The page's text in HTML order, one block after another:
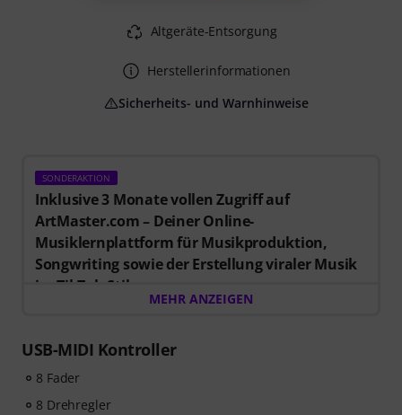
SONDERAKTION
Inklusive 3 Monate vollen Zugriff auf
ArtMaster.com – Deiner Online-
Musiklernplattform für Musikproduktion,
Songwriting sowie der Erstellung viraler Musik
im TikTok-Stil.
Beim Kauf dieses Artikels im Zeitraum vom 15.07. bis
im Wert von 59 EUR für 3 Monate vollen Zugriff auf
Themen zu modernen Produktionstechniken, Beat-
Erstellung, Vocal-Editing, kreative Arbeitsabläufe und
MEHR ANZEIGEN
USB-MIDI Kontroller
8 Fader
8 Drehregler
Altgeräte-Entsorgung
Herstellerinformationen
Sicherheits- und Warnhinweise